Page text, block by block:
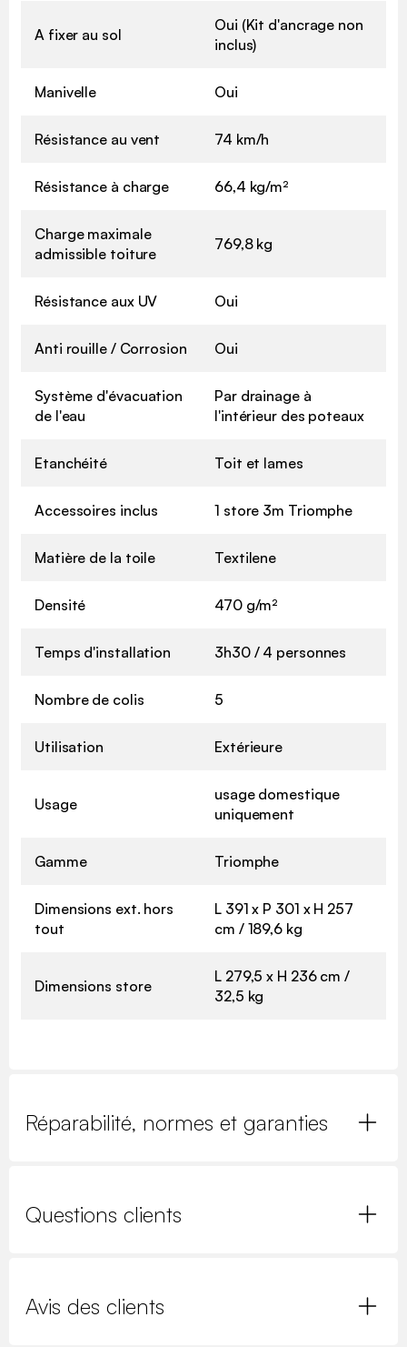
A fixer au sol
Oui (Kit d'ancrage non
inclus)
Manivelle Oui
Résistance au vent 74 km/h
Résistance à charge 66,4 kg/m²
Charge maximale
admissible toiture
769,8 kg
Résistance aux UV Oui
Anti rouille / Corrosion Oui
Système d'évacuation
de l'eau
Par drainage à
l'intérieur des poteaux
Etanchéité Toit et lames
Accessoires inclus 1 store 3m Triomphe
Matière de la toile Textilene
Densité 470 g/m²
Temps d'installation 3h30 / 4 personnes
Nombre de colis 5
Utilisation Extérieure
Usage
usage domestique
uniquement
Gamme Triomphe
Dimensions ext. hors
tout
L 391 x P 301 x H 257
cm / 189,6 kg
Dimensions store
L 279,5 x H 236 cm /
32,5 kg
Réparabilité, normes et garanties
Questions clients
Avis des clients